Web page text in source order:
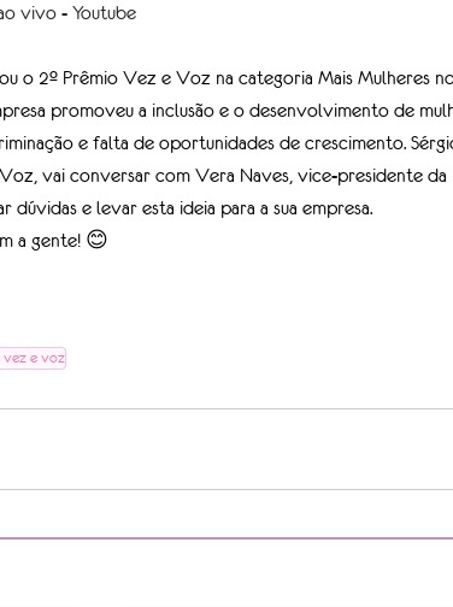
vivo - Youtube
o 2º Prêmio Vez e Voz na categoria Mais Mulheres
promoveu a inclusão e o desenvolvimento de
e falta de oportunidades de crescimento.
vai conversar com Vera Naves, vice-presidente da
e levar esta ideia para a sua empresa.
a gente! 😊
vez e voz